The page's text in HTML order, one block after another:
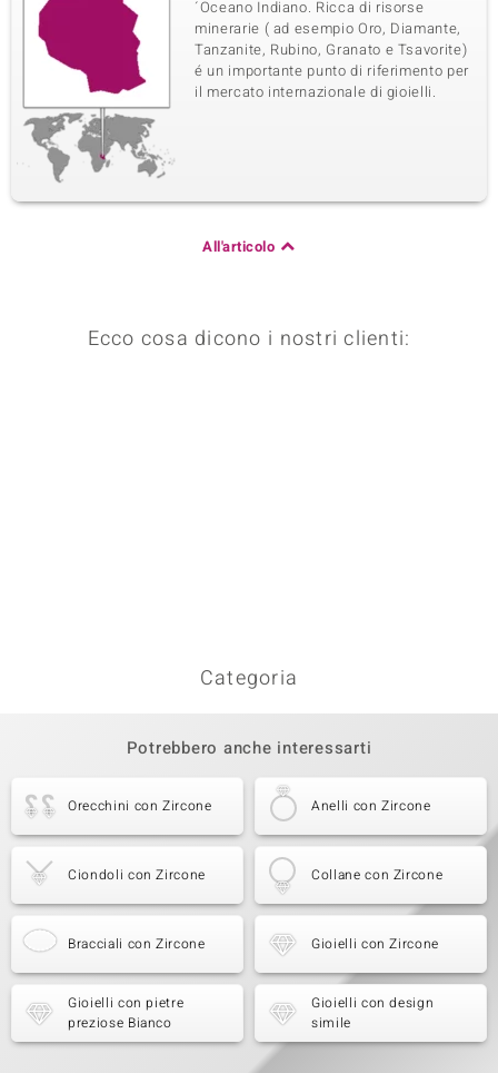
´Oceano Indiano. Ricca di risorse
minerarie ( ad esempio Oro, Diamante,
Tanzanite, Rubino, Granato e Tsavorite)
é un importante punto di riferimento per
il mercato internazionale di gioielli.
All'articolo
Ecco cosa dicono i nostri clienti:
Categoria
Potrebbero anche interessarti
Orecchini con Zircone Anelli con Zircone
Ciondoli con Zircone Collane con Zircone
Bracciali con Zircone Gioielli con Zircone
Gioielli con pietre
preziose Bianco
Gioielli con design
simile